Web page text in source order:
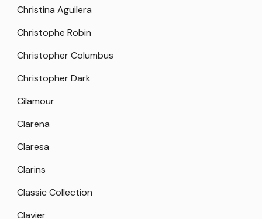
Christina Aguilera
Christophe Robin
Christopher Columbus
Christopher Dark
Cilamour
Clarena
Claresa
Clarins
Classic Collection
Clavier